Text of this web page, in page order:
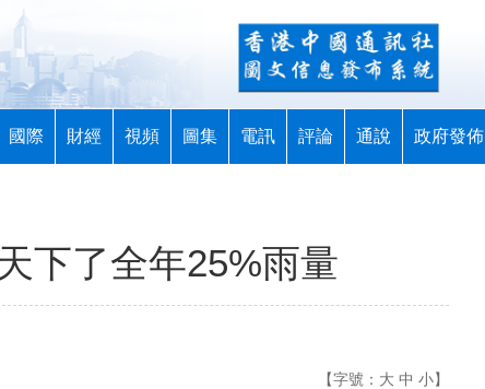
國際 財經 視頻 圖集 電訊 評論 通說 政府發佈
下了全年25%雨量
【字號： 大 中 小】